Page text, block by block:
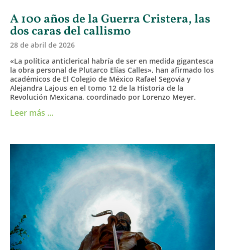
A 100 años de la Guerra Cristera, las
dos caras del callismo
28 de abril de 2026
«La política anticlerical habría de ser en medida gigantesca
la obra personal de Plutarco Elías Calles», han afirmado los
académicos de El Colegio de México Rafael Segovia y
Alejandra Lajous en el tomo 12 de la Historia de la
Revolución Mexicana, coordinado por Lorenzo Meyer.
Leer más ...